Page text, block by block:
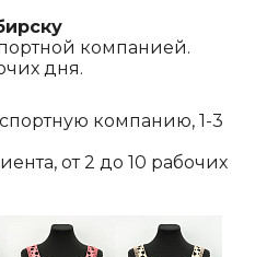
компанией.
дня.
компанию, 1-3
от 2 до 10 рабочих